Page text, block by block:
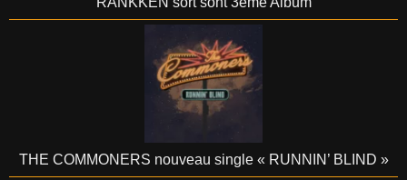
THE COMMONERS nouveau single « RUNNIN’ BLIND »